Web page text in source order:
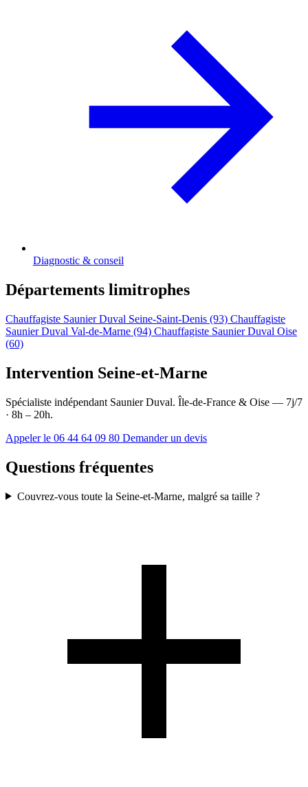
Diagnostic & conseil
Départements limitrophes
Chauffagiste Saunier Duval Seine-Saint-Denis (93) Chauffagiste
Saunier Duval Val-de-Marne (94) Chauffagiste Saunier Duval Oise
(60)
Intervention Seine-et-Marne
Spécialiste indépendant Saunier Duval. Île-de-France & Oise — 7j/7
· 8h – 20h.
Appeler le 06 44 64 09 80 Demander un devis
Questions fréquentes
Couvrez-vous toute la Seine-et-Marne, malgré sa taille ?